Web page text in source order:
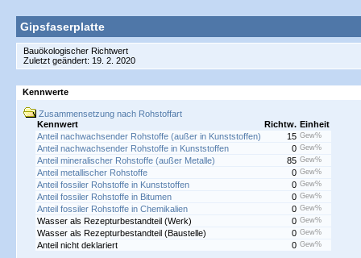
Gipsfaserplatte
Bauökologischer Richtwert
Zuletzt geändert: 19. 2. 2020
Kennwerte
Zusammensetzung nach Rohstoffart
Kennwert
Richtw. Einheit
Anteil nachwachsender Rohstoffe (außer in Kunststoffen)
15 Gew%
Anteil nachwachsender Rohstoffe in Kunststoffen 0 Gew%
Anteil mineralischer Rohstoffe (außer Metalle) 85 Gew%
Anteil metallischer Rohstoffe 0 Gew%
Anteil fossiler Rohstoffe in Kunststoffen 0 Gew%
Anteil fossiler Rohstoffe in Bitumen 0 Gew%
Anteil fossiler Rohstoffe in Chemikalien 0 Gew%
Wasser als Rezepturbestandteil (Werk) 0 Gew%
Wasser als Rezepturbestandteil (Baustelle) 0 Gew%
Anteil nicht deklariert 0 Gew%